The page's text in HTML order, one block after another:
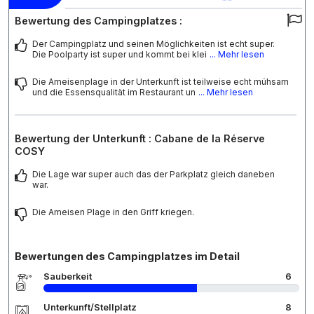
Bewertung des Campingplatzes :
Der Campingplatz und seinen Möglichkeiten ist echt super.
Die Poolparty ist super und kommt bei klei ... Mehr lesen
Die Ameisenplage in der Unterkunft ist teilweise echt mühsam
und die Essensqualität im Restaurant un ... Mehr lesen
Bewertung der Unterkunft : Cabane de la Réserve
COSY
Die Lage war super auch das der Parkplatz gleich daneben
war.
Die Ameisen Plage in den Griff kriegen.
Bewertungen des Campingplatzes im Detail
Sauberkeit 6
Unterkunft/Stellplatz 8